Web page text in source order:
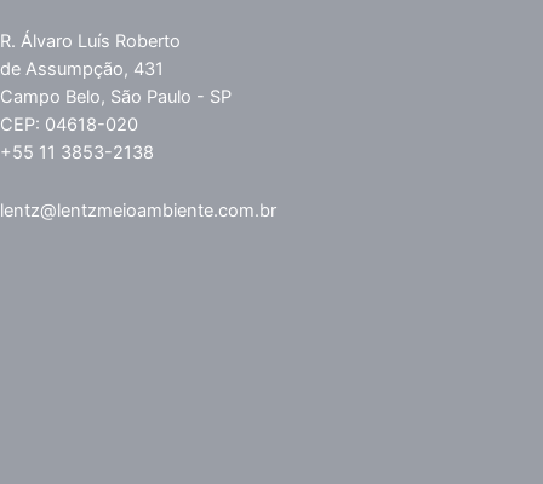
R. Álvaro Luís Roberto
de Assumpção, 431
Campo Belo, São Paulo - SP
CEP: 04618-020
+55 11 3853-2138
lentz@lentzmeioambiente.com.br